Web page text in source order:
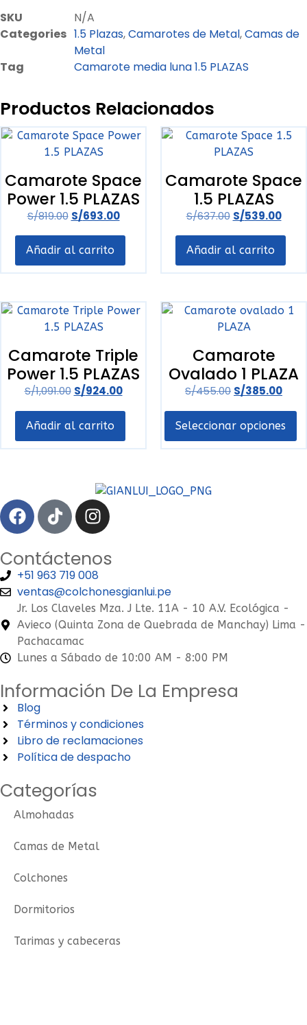
SKU
N/A
Categories 1.5 Plazas,Camarotes de Metal,Camas de
Metal
Tag
Camarote media luna 1.5 PLAZAS
Productos Relacionados
Camarote Space
Power 1.5 PLAZAS
S/819.00 S/693.00
Añadir al carrito
Camarote Space
1.5 PLAZAS
S/637.00 S/539.00
Añadir al carrito
Camarote Triple
Power 1.5 PLAZAS
S/1,091.00 S/924.00
Añadir al carrito
Camarote
Ovalado 1 PLAZA
S/455.00 S/385.00
Seleccionar opciones
Contáctenos
+51 963 719 008
ventas@colchonesgianlui.pe
Jr. Los Claveles Mza. J Lte. 11A - 10 A.V. Ecológica -
Avieco (Quinta Zona de Quebrada de Manchay) Lima -
Pachacamac
Lunes a Sábado de 10:00 AM - 8:00 PM
Información De La Empresa
Blog
Términos y condiciones
Libro de reclamaciones
Política de despacho
Categorías
Almohadas
Camas de Metal
Colchones
Dormitorios
Tarimas y cabeceras